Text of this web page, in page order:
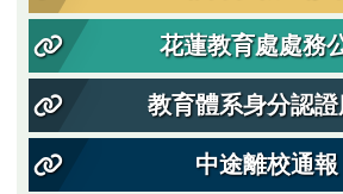
花蓮教育處處務
教育體系身分認
中途離校通報